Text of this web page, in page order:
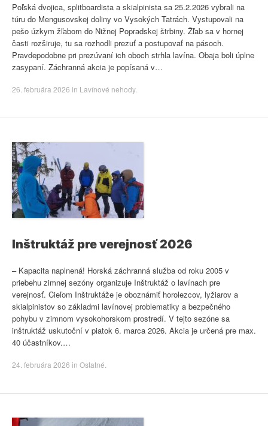
Poľská dvojica, splitboardista a skialpinista sa 25.2.2026 vybrali na
túru do Mengusovskej doliny vo Vysokých Tatrách. Vystupovali na
pešo úzkym žľabom do Nižnej Popradskej štrbiny. Žľab sa v hornej
časti rozširuje, tu sa rozhodli prezuť a postupovať na pásoch.
Pravdepodobne pri prezúvaní ich oboch strhla lavína. Obaja boli úplne
zasypaní. Záchranná akcia je popísaná v…
26. februára 2026 in Lavínové nehody.
Inštruktáž pre verejnosť 2026
– Kapacita naplnená! Horská záchranná služba od roku 2005 v
priebehu zimnej sezóny organizuje Inštruktáž o lavínach pre
verejnosť. Cieľom Inštruktáže je oboznámiť horolezcov, lyžiarov a
skialpinistov so základmi lavínovej problematiky a bezpečného
pohybu v zimnom vysokohorskom prostredí. V tejto sezóne sa
inštruktáž uskutoční v piatok 6. marca 2026. Akcia je určená pre max.
40 účastníkov.…
24. februára 2026 in Ostatné